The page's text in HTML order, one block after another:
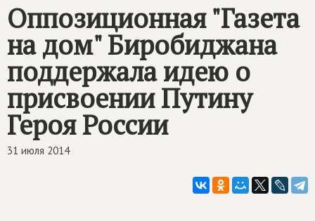
Оппозиционная "Газета
на дом" Биробиджана
поддержала идею о
присвоении Путину
Героя России
31 июля 2014